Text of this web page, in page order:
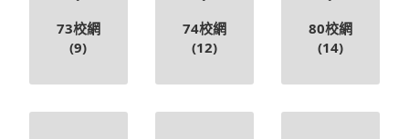
73校網
(9)
74校網
(12)
80校網
(14)